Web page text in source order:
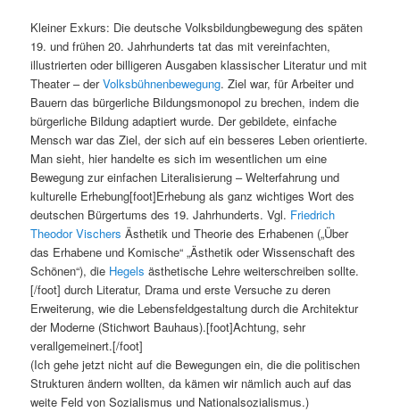
Kleiner Exkurs: Die deutsche Volksbildungbewegung des späten
19. und frühen 20. Jahrhunderts tat das mit vereinfachten,
illustrierten oder billigeren Ausgaben klassischer Literatur und mit
Theater – derVolksbühnenbewegung. Ziel war, für Arbeiter und
Bauern das bürgerliche Bildungsmonopol zu brechen, indem die
bürgerliche Bildung adaptiert wurde. Der gebildete, einfache
Mensch war das Ziel, der sich auf ein besseres Leben orientierte.
Man sieht, hier handelte es sich im wesentlichen um eine
Bewegung zur einfachen Literalisierung – Welterfahrung und
kulturelle Erhebung[foot]Erhebung als ganz wichtiges Wort des
deutschen Bürgertums des 19. Jahrhunderts. Vgl. Friedrich
Theodor Vischers Ästhetik und Theorie des Erhabenen („Über
das Erhabene und Komische“ „Ästhetik oder Wissenschaft des
Schönen“), die Hegels ästhetische Lehre weiterschreiben sollte.
[/foot] durch Literatur, Drama und erste Versuche zu deren
Erweiterung, wie die Lebensfeldgestaltung durch die Architektur
der Moderne (Stichwort Bauhaus).[foot]Achtung, sehr
verallgemeinert.[/foot]
(Ich gehe jetzt nicht auf die Bewegungen ein, die die politischen
Strukturen ändern wollten, da kämen wir nämlich auch auf das
weite Feld von Sozialismus und Nationalsozialismus.)